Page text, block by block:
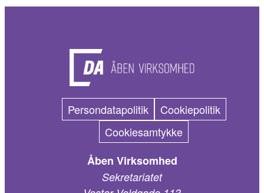
Persondatapolitik
Cookiepolitik
Cookiesamtykke
Åben Virksomhed
Sekretariatet